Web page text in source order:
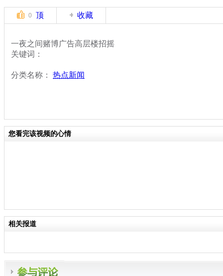
0 顶 收藏
一夜之间赌博广告高层楼招摇
关键词：
分类名称： 热点新闻
您看完该视频的心情
相关报道